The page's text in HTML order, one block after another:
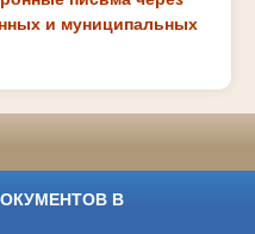
и муниципальных
В